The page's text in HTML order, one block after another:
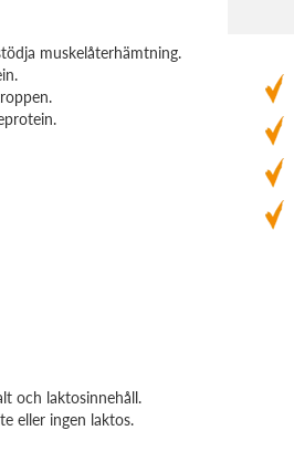
muskelåterhämtning.
och laktosinnehåll.
eller ingen laktos.